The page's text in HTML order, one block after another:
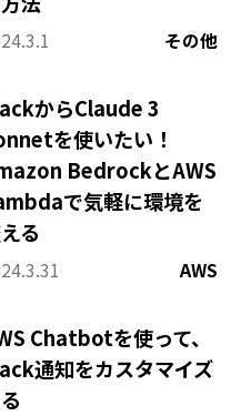
その他
からClaude 3
を使いたい！
BedrockとAWS
で気軽に環境を
る
AWS
Chatbotを使って、
通知をカスタマイズ